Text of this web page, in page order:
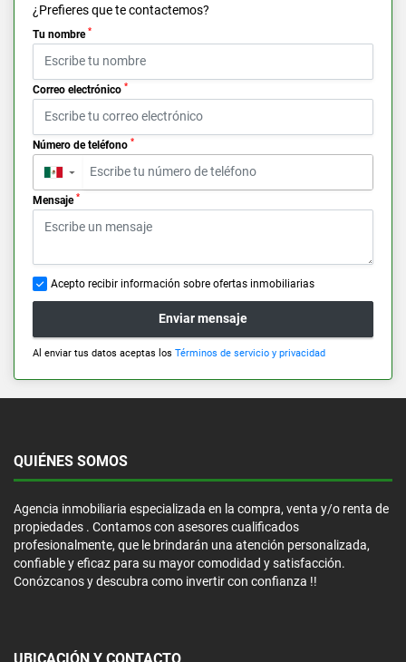
¿Prefieres que te contactemos?
Tu nombre *
Correo electrónico *
Número de teléfono *
▼
Mensaje *
Acepto recibir información sobre ofertas inmobiliarias
Enviar mensaje
Al enviar tus datos aceptas los Términos de servicio y privacidad
QUIÉNES SOMOS
Agencia inmobiliaria especializada en la compra, venta y/o renta de
propiedades . Contamos con asesores cualificados
profesionalmente, que le brindarán una atención personalizada,
confiable y eficaz para su mayor comodidad y satisfacción.
Conózcanos y descubra como invertir con confianza !!
UBICACIÓN Y CONTACTO